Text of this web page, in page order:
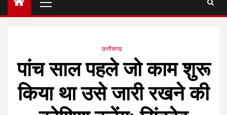
Menu
छत्तीसगढ
पांच साल पहले जो काम शुरू
किया था उसे जारी रखने की